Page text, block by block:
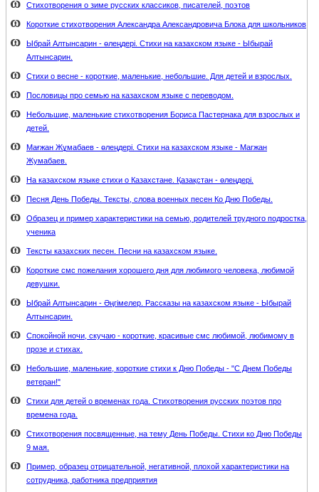
Стихотворения о зиме русских классиков, писателей, поэтов
Короткие стихотворения Александра Александровича Блока для школьников
Ыбрай Алтынсарин - өлеңдері. Стихи на казахском языке - Ыбырай
Алтынсарин.
Стихи о весне - короткие, маленькие, небольшие. Для детей и взрослых.
Пословицы про семью на казахском языке с переводом.
Небольшие, маленькие стихотворения Бориса Пастернака для взрослых и
детей.
Мағжан Жұмабаев - өлеңдері. Стихи на казахском языке - Магжан
Жумабаев.
На казахском языке стихи о Казахстане. Қазақстан - өлеңдері.
Песня День Победы. Тексты, слова военных песен Ко Дню Победы.
Образец и пример характеристики на семью, родителей трудного подростка,
ученика
Тексты казахских песен. Песни на казахском языке.
Короткие смс пожелания хорошего дня для любимого человека, любимой
девушки.
Ыбрай Алтынсарин - Әңгімелер. Рассказы на казахском языке - Ыбырай
Алтынсарин.
Спокойной ночи, скучаю - короткие, красивые смс любимой, любимому в
прозе и стихах.
Небольшие, маленькие, короткие стихи к Дню Победы - "С Днем Победы
ветеран!"
Стихи для детей о временах года. Стихотворения русских поэтов про
времена года.
Стихотворения посвященные, на тему День Победы. Стихи ко Дню Победы
9 мая.
Пример, образец отрицательной, негативной, плохой характеристики на
сотрудника, работника предприятия